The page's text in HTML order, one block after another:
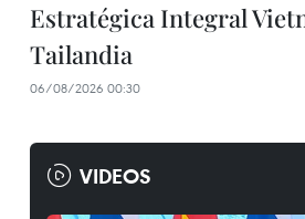
Estratégica Integral
Tailandia
06/08/2026 00:30
VIDEOS